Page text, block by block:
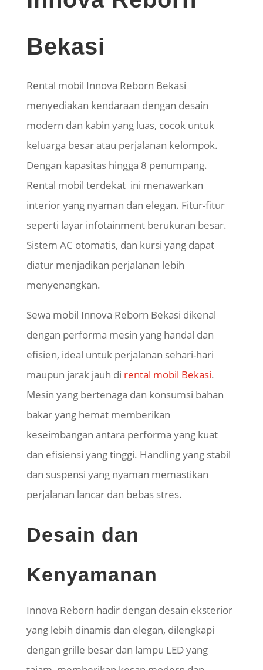
Bekasi
Rental mobil Innova Reborn Bekasi
menyediakan kendaraan dengan desain
modern dan kabin yang luas, cocok untuk
keluarga besar atau perjalanan kelompok.
Dengan kapasitas hingga 8 penumpang.
Rental mobil terdekat ini menawarkan
interior yang nyaman dan elegan. Fitur-fitur
seperti layar infotainment berukuran besar.
Sistem AC otomatis, dan kursi yang dapat
diatur menjadikan perjalanan lebih
menyenangkan.
Sewa mobil Innova Reborn Bekasi dikenal
dengan performa mesin yang handal dan
efisien, ideal untuk perjalanan sehari-hari
maupun jarak jauh di rental mobil Bekasi.
Mesin yang bertenaga dan konsumsi bahan
bakar yang hemat memberikan
keseimbangan antara performa yang kuat
dan efisiensi yang tinggi. Handling yang stabil
dan suspensi yang nyaman memastikan
perjalanan lancar dan bebas stres.
Desain dan
Kenyamanan
Innova Reborn hadir dengan desain eksterior
yang lebih dinamis dan elegan, dilengkapi
dengan grille besar dan lampu LED yang